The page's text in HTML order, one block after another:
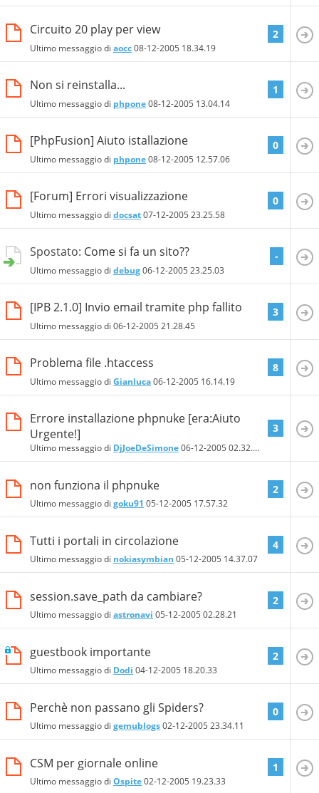
Circuito 20 play per view
Ultimo messaggio di aocc08-12-2005 18.34.19
2
Non si reinstalla...
Ultimo messaggio di phpone08-12-2005 13.04.14
1
[PhpFusion] Aiuto istallazione
Ultimo messaggio di phpone08-12-2005 12.57.06
0
[Forum] Errori visualizzazione
Ultimo messaggio di docsat07-12-2005 23.25.58
0
Spostato: Come si fa un sito??
Ultimo messaggio di debug06-12-2005 23.25.03
-
[IPB 2.1.0] Invio email tramite php fallito
Ultimo messaggio di 06-12-2005 21.28.45
3
Problema file .htaccess
Ultimo messaggio di Gianluca06-12-2005 16.14.19
8
Errore installazione phpnuke [era:Aiuto
Urgente!]
Ultimo messaggio di DjJoeDeSimone06-12-2005 02.32.32
3
non funziona il phpnuke
Ultimo messaggio di goku91 05-12-2005 17.57.32
2
Tutti i portali in circolazione
Ultimo messaggio di nokiasymbian 05-12-2005 14.37.07
4
session.save_path da cambiare?
Ultimo messaggio di astronavi 05-12-2005 02.28.21
2
guestbook importante
Ultimo messaggio di Dodi 04-12-2005 18.20.33
2
Perchè non passano gli Spiders?
Ultimo messaggio di gemublogs02-12-2005 23.34.11
0
CSM per giornale online
Ultimo messaggio di Ospite02-12-2005 19.23.33
1